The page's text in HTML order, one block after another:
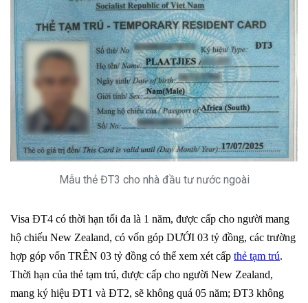
Mẫu thẻ ĐT3 cho nhà đầu tư nước ngoài
Visa ĐT4 có thời hạn tối đa là 1 năm, được cấp cho người mang
hộ chiếu New Zealand, có vốn góp DƯỚI 03 tỷ đồng, các trường
hợp góp vốn TRÊN 03 tỷ đồng có thể xem xét cấp thẻ tạm trú.
Thời hạn của thẻ tạm trú, được cấp cho người New Zealand,
mang ký hiệu ĐT1 và ĐT2, sẽ không quá 05 năm; ĐT3 không